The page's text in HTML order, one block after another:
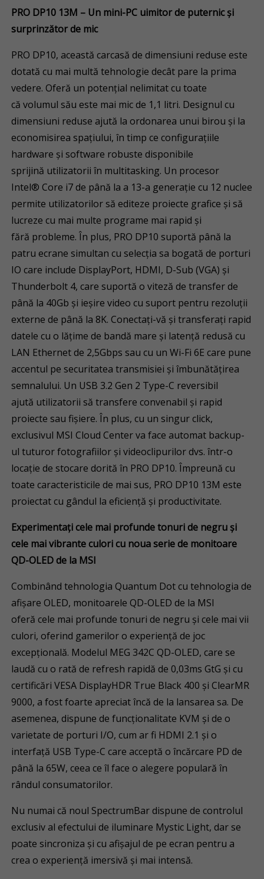
PRO DP10 13M – Un mini-PC uimitor de puternicși
surprinzător de mic
PRO DP10, această carcasă de dimensiuni reduse este
dotată cu mai multă tehnologie decât pare la prima
vedere. Oferă un potențial nelimitat cu toate
că volumul său este mai mic de 1,1 litri. Designul cu
dimensiuni reduse ajută la ordonarea unui birou și la
economisirea spațiului, în timp ce configurațiile
hardware și software robuste disponibile
sprijină utilizatorii în multitasking. Un procesor
Intel® Core i7 de până la a 13-a generație cu 12 nuclee
permite utilizatorilor să editeze proiecte grafice și să
lucreze cu mai multe programe mai rapid și
fără probleme. În plus, PRO DP10 suportă până la
patru ecrane simultan cu selecția sa bogată de porturi
IO care include DisplayPort, HDMI, D-Sub (VGA) și
Thunderbolt 4, care suportă o viteză de transfer de
până la 40Gb și ieșire video cu suport pentru rezoluții
externe de până la 8K. Conectați-vă și transferați rapid
datele cu o lățime de bandă mare și latență redusă cu
LAN Ethernet de 2,5Gbps sau cu un Wi-Fi 6E care pune
accentul pe securitatea transmisiei și îmbunătățirea
semnalului. Un USB 3.2 Gen 2 Type-C reversibil
ajută utilizatorii să transfere convenabil și rapid
proiecte sau fișiere. În plus, cu un singur click,
exclusivul MSI Cloud Center va face automat backup-
ul tuturor fotografiilor și videoclipurilor dvs. într-o
locație de stocare dorită în PRO DP10. Împreună cu
toate caracteristicile de mai sus, PRO DP10 13M este
proiectat cu gândul la eficiență și productivitate.
Experimentați cele mai profunde tonuri de negru și
cele mai vibrante culori cu noua serie de monitoare
QD-OLED de la MSI
Combinând tehnologia Quantum Dot cu tehnologia de
afișare OLED, monitoarele QD-OLED de la MSI
oferă cele mai profunde tonuri de negru și cele mai vii
culori, oferind gamerilor o experiență de joc
excepțională. Modelul MEG 342C QD-OLED, care se
laudă cu o rată de refresh rapidă de 0,03ms GtG și cu
certificări VESA DisplayHDR True Black 400 și ClearMR
9000, a fost foarte apreciat încă de la lansarea sa. De
asemenea, dispune de funcționalitate KVM și de o
varietate de porturi I/O, cum ar fi HDMI 2.1 și o
interfață USB Type-C care acceptă o încărcare PD de
până la 65W, ceea ce îl face o alegere populară în
rândul consumatorilor.
Nu numai că noul SpectrumBar dispune de controlul
exclusiv al efectului de iluminare Mystic Light, dar se
poate sincroniza și cu afișajul de pe ecran pentru a
crea o experiență imersivă și mai intensă.